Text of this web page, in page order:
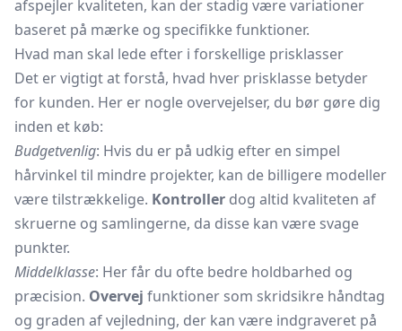
afspejler kvaliteten, kan der stadig være variationer
baseret på mærke og specifikke funktioner.
Hvad man skal lede efter i forskellige prisklasser
Det er vigtigt at forstå, hvad hver prisklasse betyder
for kunden. Her er nogle overvejelser, du bør gøre dig
inden et køb:
Budgetvenlig: Hvis du er på udkig efter en simpel
hårvinkel til mindre projekter, kan de billigere modeller
være tilstrækkelige. Kontroller dog altid kvaliteten af
skruerne og samlingerne, da disse kan være svage
punkter.
Middelklasse: Her får du ofte bedre holdbarhed og
præcision. Overvej funktioner som skridsikre håndtag
og graden af vejledning, der kan være indgraveret på